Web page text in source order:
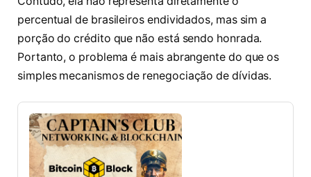
percentual de brasileiros endividados, mas sim a
porção do crédito que não está sendo honrada.
Portanto, o problema é mais abrangente do que os
simples mecanismos de renegociação de dívidas.